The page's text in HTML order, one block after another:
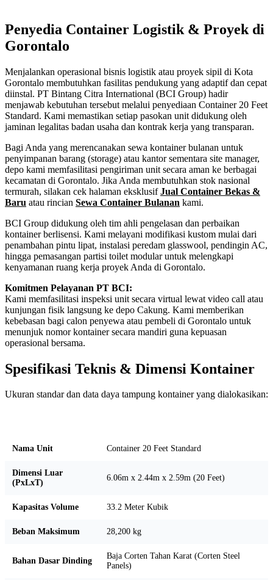
Penyedia Container Logistik & Proyek di
Gorontalo
Menjalankan operasional bisnis logistik atau proyek sipil di Kota
Gorontalo membutuhkan fasilitas pendukung yang adaptif dan cepat
diinstal. PT Bintang Citra International (BCI Group) hadir
menjawab kebutuhan tersebut melalui penyediaan Container 20 Feet
Standard. Kami memastikan setiap pasokan unit didukung oleh
jaminan legalitas badan usaha dan kontrak kerja yang transparan.
Bagi Anda yang merencanakan sewa kontainer bulanan untuk
penyimpanan barang (storage) atau kantor sementara site manager,
depo kami memfasilitasi pengiriman unit secara aman ke berbagai
kecamatan di Gorontalo. Jika Anda membutuhkan stok nasional
termurah, silakan cek halaman eksklusifJual Container Bekas &
Baru atau rincian Sewa Container Bulanan kami.
BCI Group didukung oleh tim ahli pengelasan dan perbaikan
kontainer berlisensi. Kami melayani modifikasi kustom mulai dari
penambahan pintu lipat, instalasi peredam glasswool, pendingin AC,
hingga pemasangan partisi toilet modular untuk melengkapi
kenyamanan ruang kerja proyek Anda di Gorontalo.
Komitmen Pelayanan PT BCI:
Kami memfasilitasi inspeksi unit secara virtual lewat video call atau
kunjungan fisik langsung ke depo Cakung. Kami memberikan
kebebasan bagi calon penyewa atau pembeli di Gorontalo untuk
menunjuk nomor kontainer secara mandiri guna kepuasan
operasional bersama.
Spesifikasi Teknis & Dimensi Kontainer
Ukuran standar dan data daya tampung kontainer yang dialokasikan:
Nama Unit Container 20 Feet Standard
Dimensi Luar
(PxLxT)
6.06m x 2.44m x 2.59m (20 Feet)
Kapasitas Volume 33.2 Meter Kubik
Beban Maksimum 28,200 kg
Bahan Dasar Dinding
Baja Corten Tahan Karat (Corten Steel
Panels)